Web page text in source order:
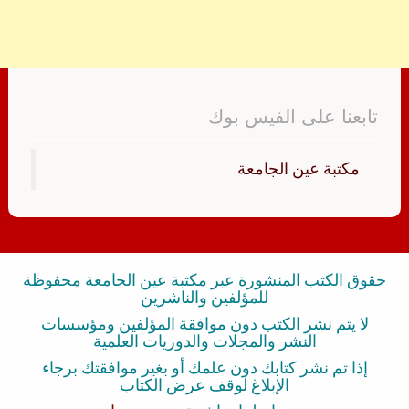
تابعنا على الفيس بوك
‏مكتبة عين الجامعة‏
حقوق الكتب المنشورة عبر مكتبة عين الجامعة محفوظة
للمؤلفين والناشرين
لا يتم نشر الكتب دون موافقة المؤلفين ومؤسسات
النشر والمجلات والدوريات العلمية
إذا تم نشر كتابك دون علمك أو بغير موافقتك برجاء
الإبلاغ لوقف عرض الكتاب